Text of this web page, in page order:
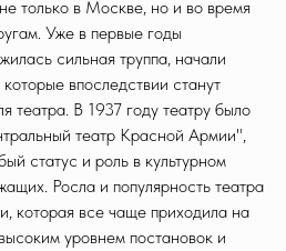
только в Москве, но и во время
Уже в первые годы
сильная труппа, начали
впоследствии станут
театра. В 1937 году театру было
театр Красной Армии",
статус и роль в культурном
Росла и популярность театра
которая все чаще приходила на
уровнем постановок и